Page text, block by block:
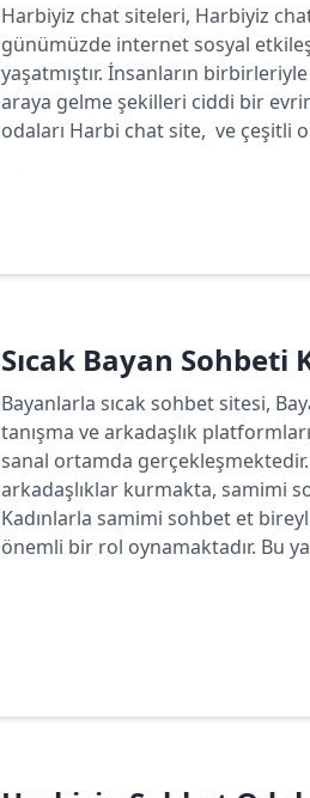
Harbiyiz chat siteleri, Harbiyiz
günümüzde internet sosyal
yaşatmıştır. İnsanların
araya gelme şekilleri ciddi bir
odaları Harbi chat site, ve çeşitli
Sıcak Bayan Sohbeti
Bayanlarla sıcak sohbet sitesi,
tanışma ve arkadaşlık
sanal ortamda
arkadaşlıklar kurmakta, samimi
Kadınlarla samimi sohbet et
önemli bir rol oynamaktadır. Bu